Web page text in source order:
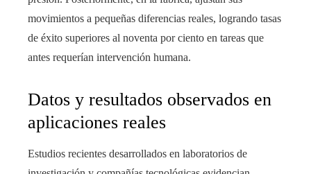
movimientos a pequeñas diferencias reales, logrando tasas
de éxito superiores al noventa por ciento en tareas que
antes requerían intervención humana.
Datos y resultados observados en
aplicaciones reales
Estudios recientes desarrollados en laboratorios de